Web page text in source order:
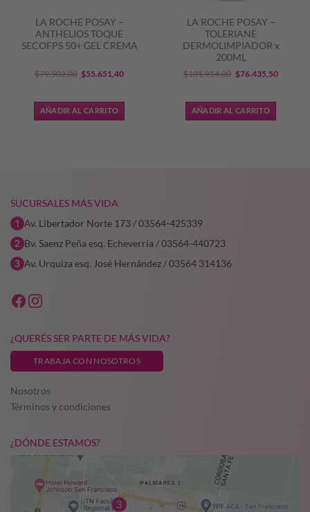
LA ROCHE POSAY –
ANTHELIOS TOQUE
SECOFPS 50+ GEL CREMA
$79.502,00 El
original
era:
$55.651,40El
es:
AÑADIR AL CARRITO
LA ROCHE POSAY –
TOLERIANE
DERMOLIMPIADOR x
200ML
$101.914,00 El
original
era:
$76.435,50El
AÑADIR AL CARRITO
SUCURSALES MÁS VIDA
Av. Libertador Norte 173 / 03564-425339
Bv. Saenz Peña esq. Echeverría / 03564-440723
Av. Urquiza esq. José Hernández / 03564 314136
¿QUERÉS SER PARTE DE MÁS VIDA?
TRABAJA CON NOSOTROS
Nosotros
Términos y condiciones
¿DÓNDE ESTAMOS?